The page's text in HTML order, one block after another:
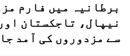
برطانیہ میں فارم
نیپال، تاجکستان
سے مزدوروں کی آمد